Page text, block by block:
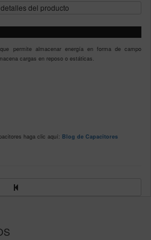
del producto
permite almacenar energía en forma de campo
cargas en reposo o estáticas.
haga clic aquí: Blog de Capacitores